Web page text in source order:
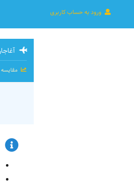
ورود به حساب کاربری